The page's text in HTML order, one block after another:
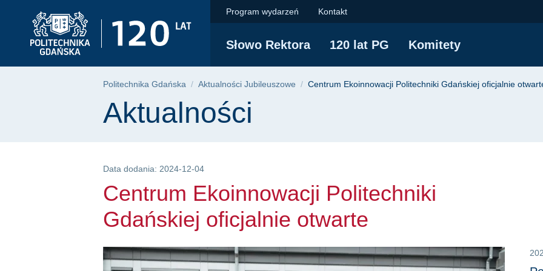
głównego
wyszukiwarki
Centrum Ekoinnowacji Politechniki
Program wydarzeń Kontakt
Słowo Rektora 120 lat PG Komitety
Ścieżka nawigacyjna
Politechnika Gdańska Aktualności Jubileuszowe Centrum Ekoinnowacji Politechniki Gdańskiej oficjalnie
Treść strony
Aktualności
Data dodania: 2024-12-04
Centrum Ekoinnowacji Politechniki
Gdańskiej oficjalnie otwarte